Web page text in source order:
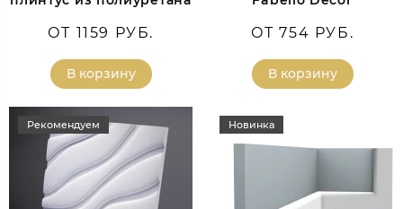
ОТ 1159 РУБ.
В корзину
ОТ 754 РУБ.
В корзину
Рекомендуем Новинка